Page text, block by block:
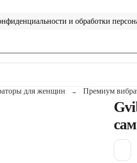
и обработки
для женщин Премиум